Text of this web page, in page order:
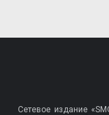
Сетевое издание